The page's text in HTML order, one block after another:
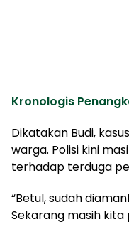
Kronologis
Dikatakan Budi,
warga. Polisi kini
terhadap terduga
“Betul, sudah
Sekarang masih kita